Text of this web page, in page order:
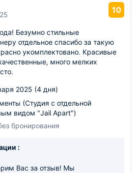
10
Безумно стильные
отдельное спасибо за такую
укомплектовано. Красивые
много мелких
2025 (4 дня)
(Студия с отдельной
видом "Jail Apart")
бронирования
:
Вас за отзыв! Мы